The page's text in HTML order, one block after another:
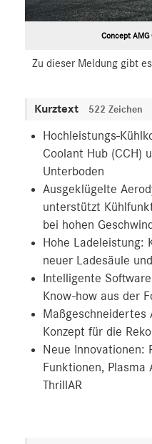
Mercedes-Benz
smart
Vans
ANSPRECHPARTNER
Concept AMG
Zu dieser Meldung gibt
Kurztext 522 Zeichen
Hochleistungs-
Coolant Hub (CCH)
Unterboden
Ausgeklügelte
unterstützt
bei hohen
Hohe Ladeleistung:
neuer Ladesäule
Intelligente
Know-how aus der
Maßgeschneidertes
Konzept für die
Neue Innovationen:
Funktionen, Plasma
ThrillAR